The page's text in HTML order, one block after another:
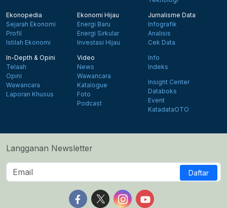
Ekonopedia
Sejarah Ekonomi
Profil
Istilah Ekonomi
Ekonomi Hijau
Energi Baru
Energi Sirkular
Investasi Hijau
Jurnalisme Data
Infografik
Analisis
Cek Data
In-Depth & Opini
Telaah
Opini
Wawancara
Laporan Khusus
Video
News
Wawancara
Katalogue
Foto
Podcast
Info
Indeks
Insight Center
Databoks
Event
KatadataOTO
Langganan Newsletter
Daftar
Follow us on Facebook
Follow us on X
Follow us on Instagram
Follow us on